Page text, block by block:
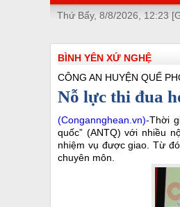
Thứ Bẩy, 8/8/2026, 12:23
BÌNH YÊN XỨ NGHỆ
CÔNG AN HUYỆN QUẾ
Nỗ lực thi đua
(Congannghean.vn)-Thời
quốc” (ANTQ) với nhiều
nhiệm vụ được giao. Từ
chuyên môn.